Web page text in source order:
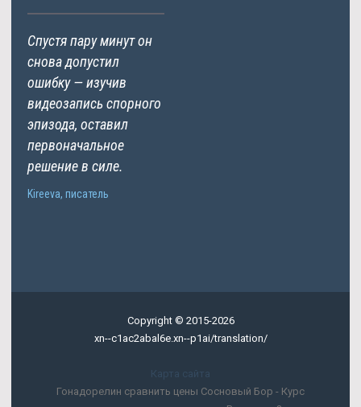
Спустя пару минут он
снова допустил
ошибку — изучив
видеозапись спорного
эпизода, оставил
первоначальное
решение в силе.
Kireeva, писатель
Copyright © 2015-2026
xn--c1ac2abal6e.xn--p1ai/translation/
Карта сайта
Гонадорелин сравнить цены Сосновый Бор - Курс